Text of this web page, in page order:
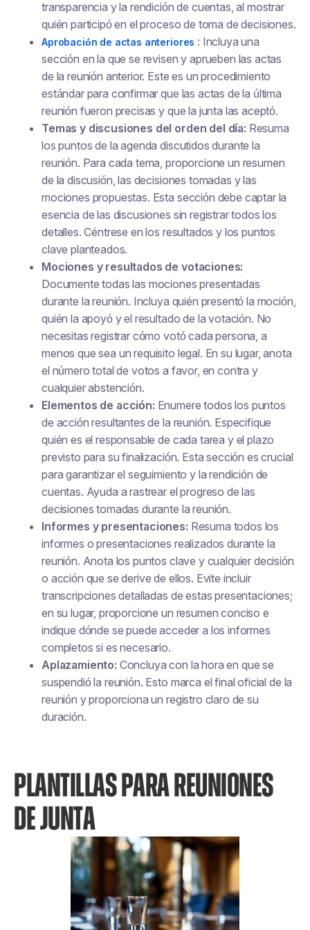
transparencia y la rendición de cuentas, al mostrar
quién participó en el proceso de toma de decisiones.
Aprobación de actas anteriores : Incluya una
sección en la que se revisen y aprueben las actas
de la reunión anterior. Este es un procedimiento
estándar para confirmar que las actas de la última
reunión fueron precisas y que la junta las aceptó.
Temas y discusiones del orden del día: Resuma
los puntos de la agenda discutidos durante la
reunión. Para cada tema, proporcione un resumen
de la discusión, las decisiones tomadas y las
mociones propuestas. Esta sección debe captar la
esencia de las discusiones sin registrar todos los
detalles. Céntrese en los resultados y los puntos
clave planteados.
Mociones y resultados de votaciones:
Documente todas las mociones presentadas
durante la reunión. Incluya quién presentó la moción,
quién la apoyó y el resultado de la votación. No
necesitas registrar cómo votó cada persona, a
menos que sea un requisito legal. En su lugar, anota
el número total de votos a favor, en contra y
cualquier abstención.
Elementos de acción: Enumere todos los puntos
de acción resultantes de la reunión. Especifique
quién es el responsable de cada tarea y el plazo
previsto para su finalización. Esta sección es crucial
para garantizar el seguimiento y la rendición de
cuentas. Ayuda a rastrear el progreso de las
decisiones tomadas durante la reunión.
Informes y presentaciones: Resuma todos los
informes o presentaciones realizados durante la
reunión. Anota los puntos clave y cualquier decisión
o acción que se derive de ellos. Evite incluir
transcripciones detalladas de estas presentaciones;
en su lugar, proporcione un resumen conciso e
indique dónde se puede acceder a los informes
completos si es necesario.
Aplazamiento: Concluya con la hora en que se
suspendió la reunión. Esto marca el final oficial de la
reunión y proporciona un registro claro de su
duración.
PLANTILLAS PARA REUNIONES
DE JUNTA